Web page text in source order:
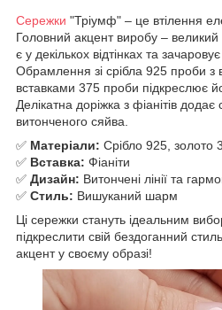
Сережки "Тріумф" – це втілення
Головний акцент виробу –
є у декількох відтінках та
Обрамлення зі срібла 925 проби
вставками 375 проби підкреслює
Делікатна доріжка з фіанітів
витонченого сяйва.
✅ Матеріали: Срібло 925, золото
✅ Вставка: Фіаніти
✅ Дизайн: Витончені лінії та
✅ Стиль: Вишуканий шарм
Ці сережки стануть ідеальним
підкреслити свій бездоганний
акцент у своєму образі!